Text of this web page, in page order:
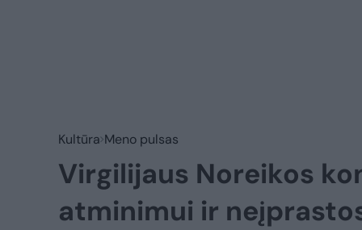
Kultūra Meno pulsas
Virgilijaus Noreikos
atminimui ir